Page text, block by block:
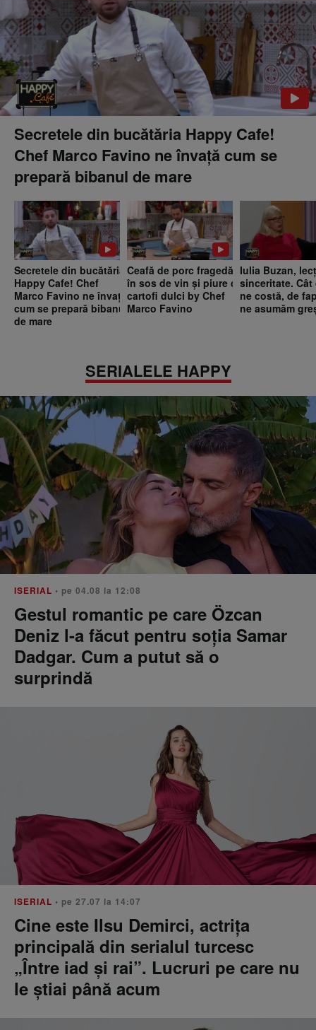
Secretele din bucătăria Happy Cafe!
Chef Marco Favino ne învață cum se
prepară bibanul de mare
Secretele din bucătăria
Happy Cafe! Chef
Marco Favino ne învață
cum se prepară bibanul
de mare
Ceafă de porc fragedă
în sos de vin și piure de
cartofi dulci by Chef
Marco Favino
Iulia Buzan,
sinceritate. Cât
ne costă, de
ne asumăm
SERIALELE HAPPY
ISERIAL • pe 04.08 la 12:08
Gestul romantic pe care Özcan
Deniz l-a făcut pentru soția Samar
Dadgar. Cum a putut să o
surprindă
ISERIAL • pe 27.07 la 14:07
Cine este Ilsu Demirci, actrița
principală din serialul turcesc
„Între iad și rai”. Lucruri pe care nu
le știai până acum